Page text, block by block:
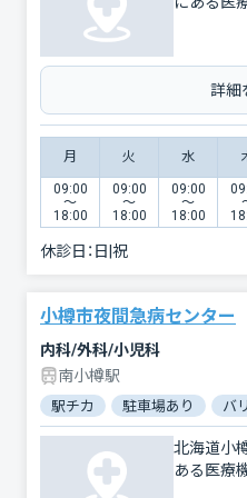
詳細
月 火 水
09:00
〜
18:00
09:00
〜
18:00
09:00
〜
18:00
休診日： 日|祝
小樽市夜間急病センター
内科/外科/小児科
南小樽駅
駅チカ 駐車場あり バ
北海道小
ある医療